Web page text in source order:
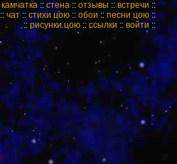
камчатка ::стена :: отзывы :: встречи ::
:: чат :: стихи цою :: обои :: песни цою::
::рисунки цою :: ссылки :: войти ::